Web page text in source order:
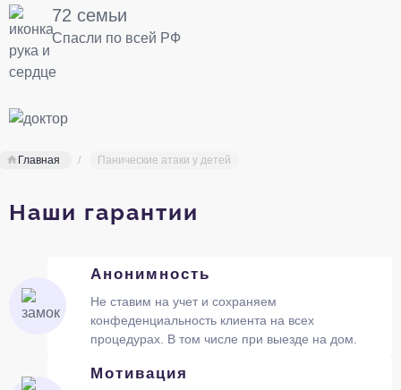
72 семьи
Спасли по всей РФ
Главная Панические атаки у детей
Наши гарантии
Анонимность
Не ставим на учет и сохраняем
конфеденциальность клиента на всех
процедурах. В том числе при выезде на дом.
Мотивация